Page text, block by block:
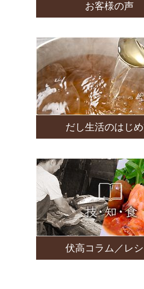
お客様の声
だし生活のはじ
伏高コラム／レ